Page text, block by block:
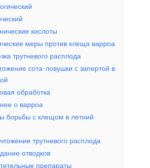
кислоты
меры против клеща варроа
трутневого расплода
сота-ловушки с запертой в
обработка
о варроа
борьбы с клещом в летний
трутневого расплода
отводков
препараты